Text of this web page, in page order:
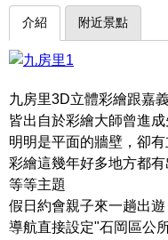
介紹 附近景點
九房里3D立體彩繪跟嘉
皆出自於彩繪大師曾進
明明是平面的牆壁，卻
彩繪這幾年好多地方都
等等主題
假日約會親子來一趟出
導航直接設定"石岡區公